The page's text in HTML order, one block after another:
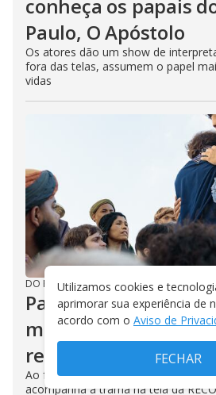
conheça os papais
Paulo, O Apóstolo
Os atores dão um show de
fora das telas, assumem o papel
vidas
DO R7 08/08/2025
Paulo, O Apóstolo:
momentos
reunião em Corinto
Ao falar de Jesus, Paulo levou
acompanha a trama na tela da
Utilizamos cookies e
aprimorar sua experiência de
acordo com o Aviso de
FECHAR